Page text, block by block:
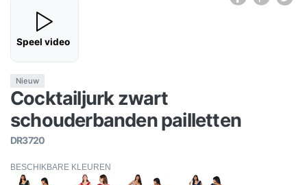
Speel video
Nieuw
Cocktailjurk zwart
schouderbanden pailletten
DR3720
BESCHIKBARE KLEUREN